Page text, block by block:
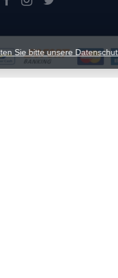
Sie bitte unsere